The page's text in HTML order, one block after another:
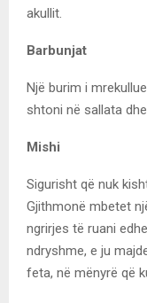
akullit.
Barbunjat
Një burim i
shtoni në sallata
Mishi
Sigurisht që nuk
Gjithmonë mbetet
ngrirjes të ruani
ndryshme, e ju
feta, në mënyrë që